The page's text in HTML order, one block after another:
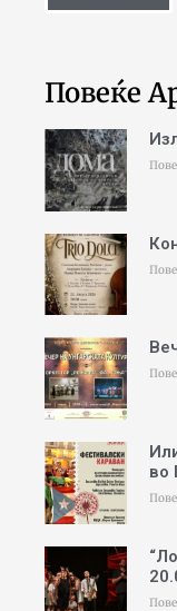
Повеќе
во